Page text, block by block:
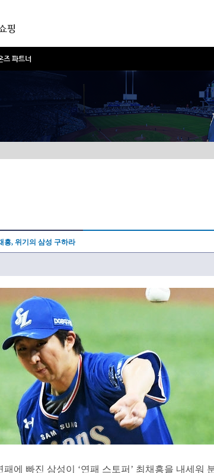
즈 파트너
핑
흥, 위기의 삼성 구하라
에 빠진 삼성이 ‘연패 스토퍼’ 최채흥을 내세워